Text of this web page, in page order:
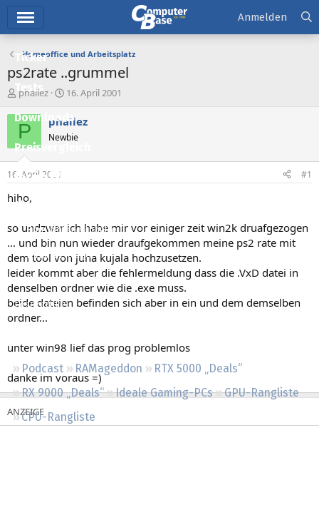
Ticker
Tests
Downloads
Preisvergleich
Forum
Aktuelles
Empfohlene Inhalte
Neue Beiträge
Neueste Aktivitäten
Leserartikel
Podcast RAMageddon
RTX 5000 „Deals“
RX 9000 „Deals“
Ideale Gaming-PCs
GPU-Rangliste
CPU-Rangliste
Anmelden
Homeoffice und Arbeitsplatz
ps2rate ..grummel
E
s
e
e
r
phailez
E
s
t
e
t
16. April 2001
P phailez
Newbie
16. April 2001 #1
hiho,
so undzwar ich habe mir vor einiger zeit win2k druafgezogen
... und bin nun wieder draufgekommen meine ps2 rate mit
dem tool von juha kujala hochzusetzen.
leider kommt aber die fehlermeldung dass die .VxD datei in
denselben ordner wie die .exe muss.
beide dateien befinden sich aber in ein und dem demselben
ordner...
unter win98 lief das prog problemlos
danke im voraus =)